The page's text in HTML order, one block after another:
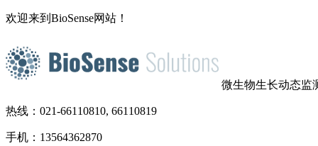
欢迎来到BioSense网站！
微生物生长动态监
热线：021-66110810, 66110819
手机：13564362870